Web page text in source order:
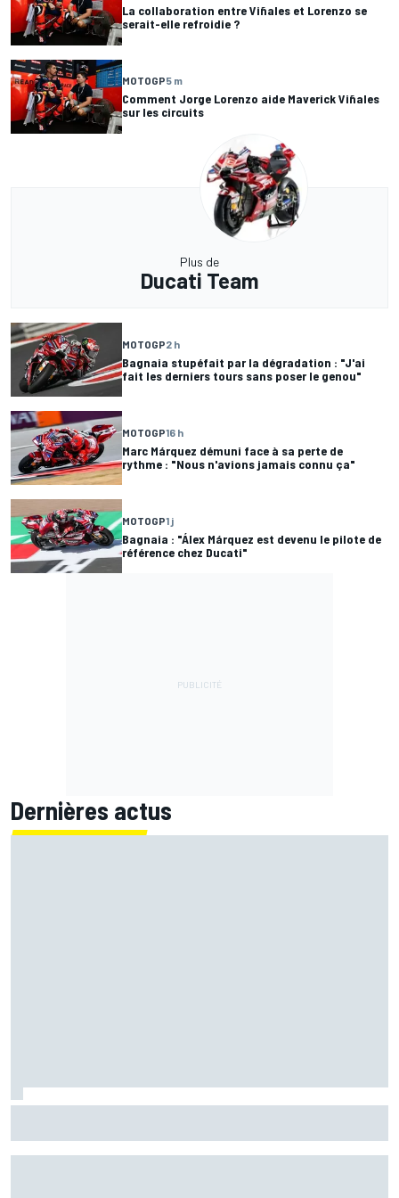
La collaboration entre Viñales et Lorenzo se
serait-elle refroidie ?
MOTOGP5 m
Comment Jorge Lorenzo aide Maverick Viñales
sur les circuits
Plus de
Ducati Team
MOTOGP2 h
Bagnaia stupéfait par la dégradation : "J'ai
fait les derniers tours sans poser le genou"
MOTOGP16 h
Marc Márquez démuni face à sa perte de
rythme : "Nous n'avions jamais connu ça"
MOTOGP1 j
Bagnaia : "Álex Márquez est devenu le pilote de
référence chez Ducati"
Dernières actus